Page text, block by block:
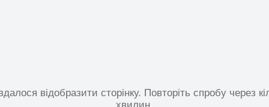
відобразити сторінку. Повторіть спробу через